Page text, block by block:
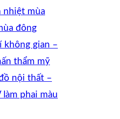
nhiệt mùa
đông
không gian –
thẩm mỹ
nội thất –
làm phai màu